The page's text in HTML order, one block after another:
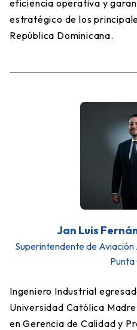
eficiencia operativa y
estratégico de los
República Dominicana.
Jan Luis
Superintendente de
Punta
Ingeniero Industrial
Universidad Católica
en Gerencia de Calidad y